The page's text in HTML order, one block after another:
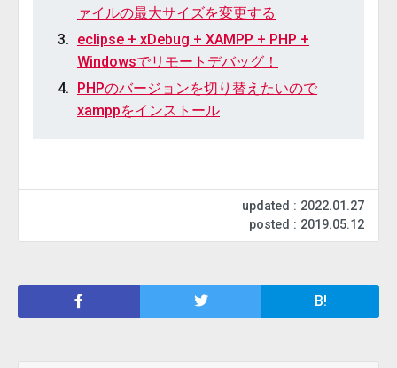
ァイルの最大サイズを変更する
eclipse + xDebug + XAMPP + PHP +
Windowsでリモートデバッグ！
PHPのバージョンを切り替えたいので
xamppをインストール
updated : 2022.01.27
posted : 2019.05.12
B!